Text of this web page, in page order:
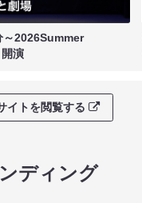
～2026Summer
演
イトを閲覧する
ディング